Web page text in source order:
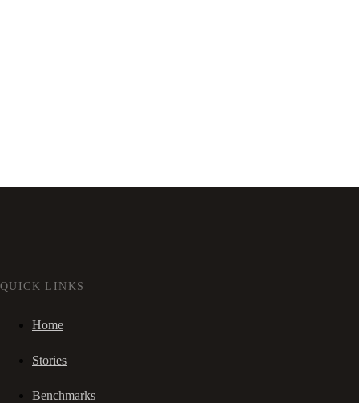
QUICK LINKS
Home
Stories
Benchmarks